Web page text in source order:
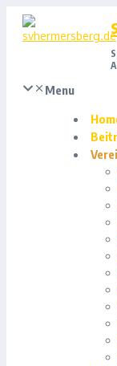
Zum
Inhalt
Menu